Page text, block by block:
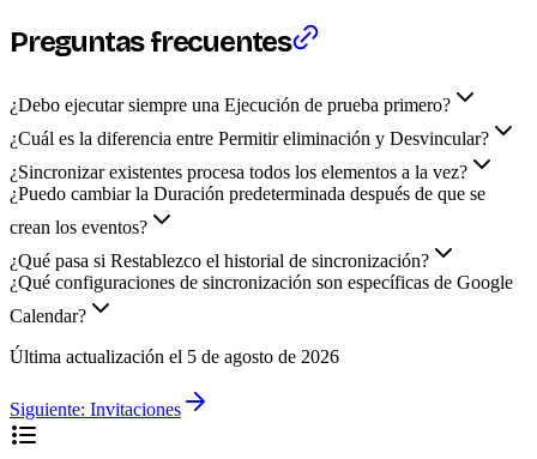
Preguntas frecuentes
¿Debo ejecutar siempre una Ejecución de prueba primero?
¿Cuál es la diferencia entre Permitir eliminación y Desvincular?
¿Sincronizar existentes procesa todos los elementos a la vez?
¿Puedo cambiar la Duración predeterminada después de que se
crean los eventos?
¿Qué pasa si Restablezco el historial de sincronización?
¿Qué configuraciones de sincronización son específicas de Google
Calendar?
Última actualización el 5 de agosto de 2026
Siguiente: Invitaciones